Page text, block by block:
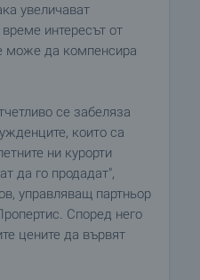
увеличават
интересът от
може да компенсира
се забеляза
които са
ни курорти
да го продадат",
управляващ партньор
Според него
цените да вървят